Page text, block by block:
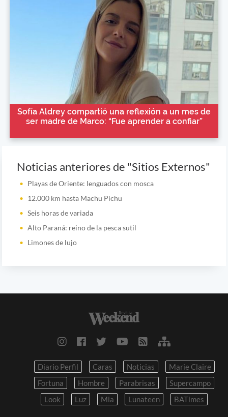
Sofía Aldrey compartió una reflexión a un mes de
ser madre de Marco: “Fue aprender a confiar”
Noticias anteriores de "Sitios Externos"
Playas de Oriente: lenguados con mosca
12.000 km hasta Machu Pichu
Seis horas de variada
Alto Paraná: reino de la pesca sutil
Limones de lujo
Diario Perfil Caras Noticias
Marie Claire
Fortuna
Hombre Parabrisas
Supercampo
Look
Luz Mia Lunateen BATimes